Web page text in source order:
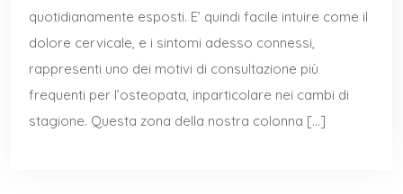
quotidianamente esposti. E’ quindi facile intuire come il
dolore cervicale, e i sintomi adesso connessi,
rappresenti uno dei motivi di consultazione più
frequenti per l’osteopata, inparticolare nei cambi di
stagione. Questa zona della nostra colonna […]